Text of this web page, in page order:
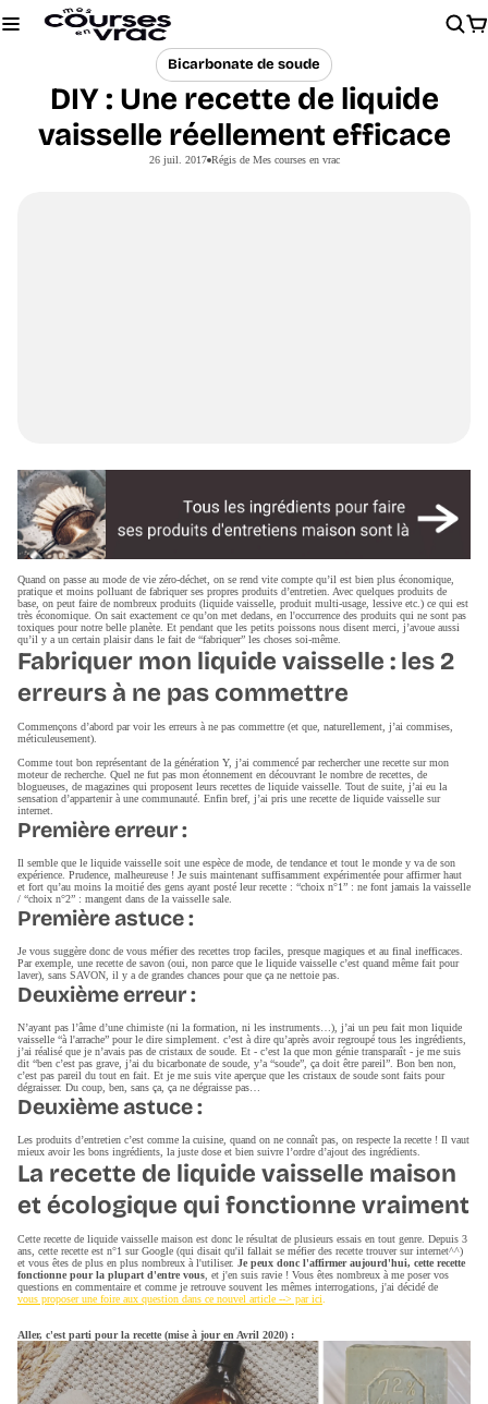
Bicarbonate de soude
DIY : Une recette de liquide
vaisselle réellement efficace
26 juil. 2017 Régis de Mes courses en vrac
Quand on passe au mode de vie zéro-déchet, on se rend vite compte qu’il est bien plus économique,
pratique et moins polluant de fabriquer ses propres produits d’entretien. Avec quelques produits de
base, on peut faire de nombreux produits (liquide vaisselle, produit multi-usage, lessive etc.) ce qui est
très économique. On sait exactement ce qu’on met dedans, en l'occurrence des produits qui ne sont pas
toxiques pour notre belle planète. Et pendant que les petits poissons nous disent merci, j’avoue aussi
qu’il y a un certain plaisir dans le fait de “fabriquer” les choses soi-même.
Fabriquer mon liquide vaisselle : les 2
erreurs à ne pas commettre
Commençons d’abord par voir les erreurs à ne pas commettre (et que, naturellement, j’ai commises,
méticuleusement).
Comme tout bon représentant de la génération Y, j’ai commencé par rechercher une recette sur mon
moteur de recherche. Quel ne fut pas mon étonnement en découvrant le nombre de recettes, de
blogueuses, de magazines qui proposent leurs recettes de liquide vaisselle. Tout de suite, j’ai eu la
sensation d’appartenir à une communauté. Enfin bref, j’ai pris une recette de liquide vaisselle sur
internet.
Premièreerreur:
Il semble que le liquide vaisselle soit une espèce de mode, de tendance et tout le monde y va de son
expérience. Prudence, malheureuse ! Je suis maintenant suffisamment expérimentée pour affirmer haut
et fort qu’au moins la moitié des gens ayant posté leur recette : “choix n°1” : ne font jamais la vaisselle
/ “choix n°2” : mangent dans de la vaisselle sale.
Première astuce :
Je vous suggère donc de vous méfier des recettes trop faciles, presque magiques et au final inefficaces.
Par exemple, une recette de savon (oui, non parce que le liquide vaisselle c’est quand même fait pour
laver), sans SAVON, il y a de grandes chances pour que ça ne nettoie pas.
Deuxième erreur :
N’ayant pas l’âme d’une chimiste (ni la formation, ni les instruments…), j’ai un peu fait mon liquide
vaisselle “à l'arrache” pour le dire simplement. c’est à dire qu’après avoir regroupé tous les ingrédients,
j’ai réalisé que je n’avais pas de cristaux de soude. Et - c’est la que mon génie transparaît - je me suis
dit “ben c’est pas grave, j’ai du bicarbonate de soude, y’a “soude”, ça doit être pareil”. Bon ben non,
c’est pas pareil du tout en fait. Et je me suis vite aperçue que les cristaux de soude sont faits pour
dégraisser. Du coup, ben, sans ça, ça ne dégraisse pas…
Deuxième astuce :
Les produits d’entretien c’est comme la cuisine, quand on ne connaît pas, on respecte la recette ! Il vaut
mieux avoir les bons ingrédients, la juste dose et bien suivre l’ordre d’ajout des ingrédients.
La recette de liquide vaisselle maison
et écologique qui fonctionne vraiment
Cette recette de liquide vaisselle maison est donc le résultat de plusieurs essais en tout genre. Depuis 3
ans, cette recette est n°1 sur Google (qui disait qu'il fallait se méfier des recette trouver sur internet^^)
et vous êtes de plus en plus nombreux à l'utiliser. Je peux donc l'affirmer aujourd'hui, cette recette
fonctionne pour la plupart d'entre vous , et j'en suis ravie ! Vous êtes nombreux à me poser vos
questions en commentaire et comme je retrouve souvent les mêmes interrogations, j'ai décidé de
vous proposer une foire aux question dans ce nouvel article --> par ici
Aller, c'est parti pour la recette (mise à jour en Avril 2020) :